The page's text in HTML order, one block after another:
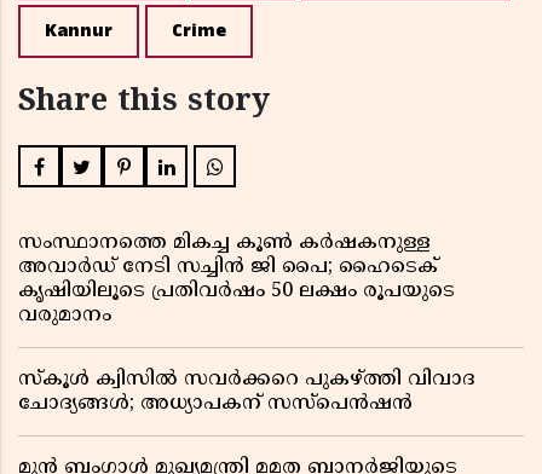
Kannur Crime
Share this story
സംസ്ഥാനത്തെ മികച്ച കൂൺ കർഷകനുള്ള
അവാർഡ് നേടി സച്ചിൻ ജി പൈ; ഹൈടെക്
കൃഷിയിലൂടെ പ്രതിവർഷം 50 ലക്ഷം രൂപയുടെ
വരുമാനം
സ്കൂൾ ക്വിസിൽ സവർക്കറെ പുകഴ്ത്തി വിവാദ
ചോദ്യങ്ങൾ; അധ്യാപകന് സസ്പെൻഷൻ
മുൻ ബംഗാൾ മുഖ്യമന്ത്രി മമത ബാനർജിയുടെ